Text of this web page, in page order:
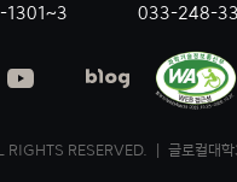
033-248-
RESERVED. ｜ 글로컬대